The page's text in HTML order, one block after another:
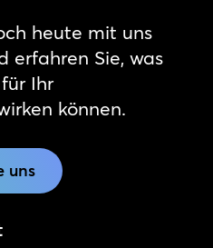
heute mit uns
erfahren Sie, was
Ihr
können.
uns